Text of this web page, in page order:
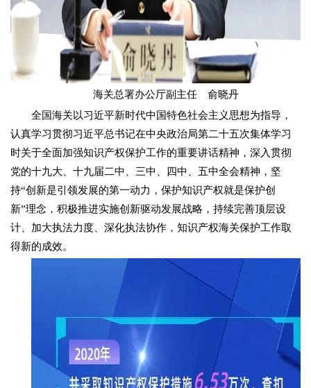
海关总署办公厅副主任 俞晓丹
全国海关以习近平新时代中国特色社会主义思想为指导，
认真学习贯彻习近平总书记在中央政治局第二十五次集体学习
时关于全面加强知识产权保护工作的重要讲话精神，深入贯彻
党的十九大、十九届二中、三中、四中、五中全会精神，坚
持“创新是引领发展的第一动力，保护知识产权就是保护创
新”理念，积极推进实施创新驱动发展战略，持续完善顶层设
计、加大执法力度、深化执法协作，知识产权海关保护工作取
得新的成效。